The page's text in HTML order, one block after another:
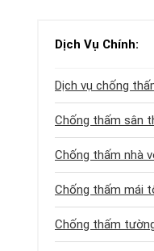
Dịch Vụ Chính:
Dịch vụ chống
Chống thấm sân
Chống thấm nhà
Chống thấm mái
Chống thấm